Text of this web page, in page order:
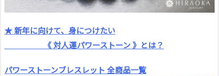
★ 新年に向けて、身につけたい
《 対人運パワーストーン 》とは？
パワーストーンブレスレット 全商品一覧